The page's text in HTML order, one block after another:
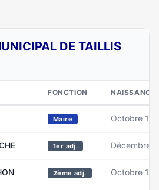
DE TAILLIS
FONCTION NAISSANCE
Maire Octobre
1er adj. Décembre
2ème adj. Octobre